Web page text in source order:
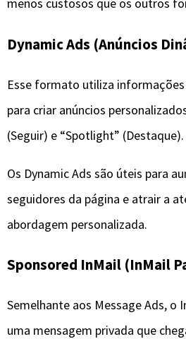
menos custosos que os outros
Dynamic Ads (Anúncios
Esse formato utiliza
para criar anúncios
(Seguir) e “Spotlight” (Destaque).
Os Dynamic Ads são úteis para
seguidores da página e atrair a
abordagem personalizada.
Sponsored InMail (InMail
Semelhante aos Message Ads, o
uma mensagem privada que